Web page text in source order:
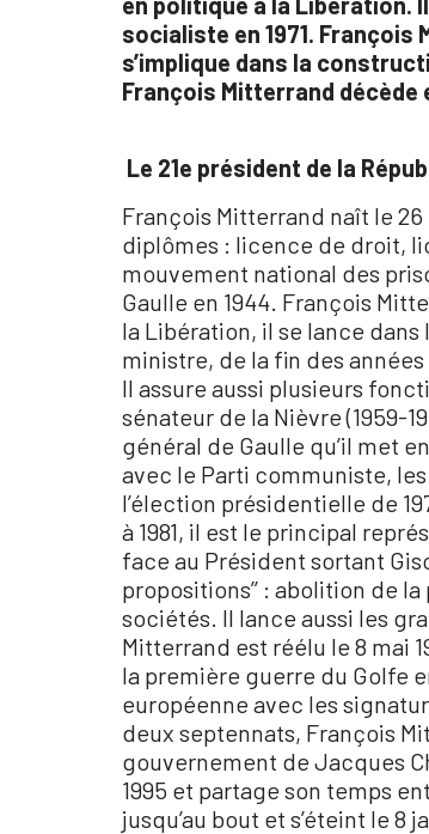
socialiste en 1971. François
s’implique dans la
François Mitterrand décède
Le 21e président de la
François Mitterrand naît le
diplômes : licence de droit,
mouvement national des
Gaulle en 1944. François
la Libération, il se lance
ministre, de la fin des années
Il assure aussi plusieurs
sénateur de la Nièvre (1959-
général de Gaulle qu’il met
avec le Parti communiste,
l’élection présidentielle de
à 1981, il est le principal
face au Président sortant
propositions’’ : abolition de
sociétés. Il lance aussi les
Mitterrand est réélu le 8 mai
la première guerre du Golfe
européenne avec les
deux septennats, François
gouvernement de Jacques
1995 et partage son temps
jusqu’au bout et s’éteint le 8